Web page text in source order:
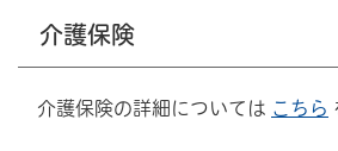
介護保険
介護保険の詳細については こちら